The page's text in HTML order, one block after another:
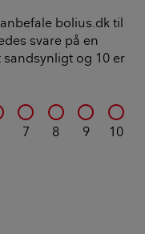
bolius.dk til
svare på en
sandsynligt og 10 er
7 8 9 10